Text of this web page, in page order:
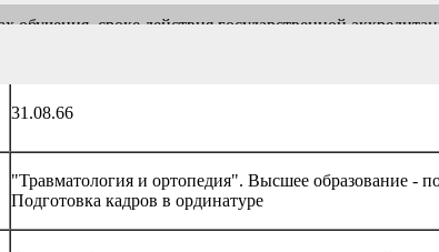
сроке действия государственной
(обучение)
31.08.66
"Травматология и ортопедия". Высшее образование -
Подготовка кадров в ординатуре